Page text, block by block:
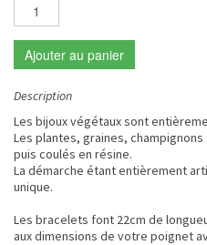
Ajouter au panier
Description
Les bijoux végétaux sont
Les plantes, graines,
puis coulés en résine.
La démarche étant entièrement
unique.
Les bracelets font 22cm de
aux dimensions de votre poignet